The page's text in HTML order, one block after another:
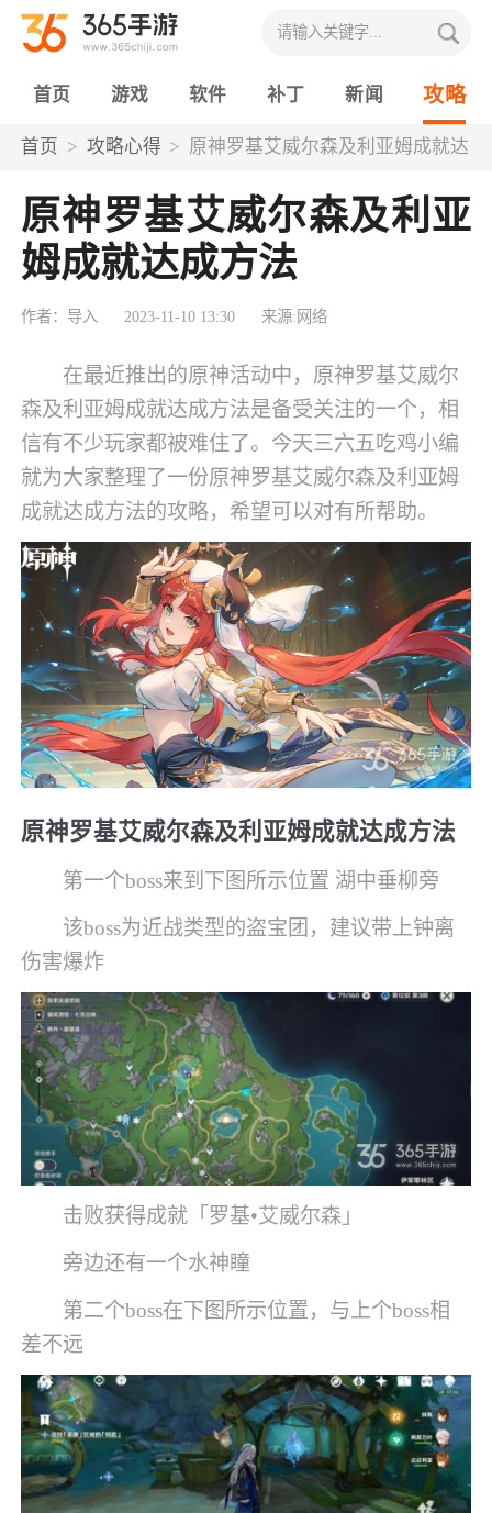
首页 游戏 软件 补丁 新闻 攻略
首页 攻略心得 原神罗基艾威尔森及利亚姆成就达
成方法
原神罗基艾威尔森及利亚
姆成就达成方法
作者：导入 2023-11-10 13:30 来源:网络
在最近推出的原神活动中，原神罗基艾威尔
森及利亚姆成就达成方法是备受关注的一个，相
信有不少玩家都被难住了。今天三六五吃鸡小编
就为大家整理了一份原神罗基艾威尔森及利亚姆
成就达成方法的攻略，希望可以对有所帮助。
原神罗基艾威尔森及利亚姆成就达成方法
第一个boss来到下图所示位置 湖中垂柳旁
该boss为近战类型的盗宝团，建议带上钟离
伤害爆炸
击败获得成就「罗基•艾威尔森」
旁边还有一个水神瞳
第二个boss在下图所示位置，与上个boss相
差不远